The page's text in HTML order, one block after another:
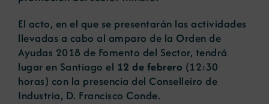
El acto, en el que se presentarán las actividades
llevadas a cabo al amparo de la Orden de
Ayudas 2018 de Fomento del Sector, tendrá
lugar en Santiago el 12 de febrero (12:30
horas) con la presencia del Conselleiro de
Industria, D. Francisco Conde.